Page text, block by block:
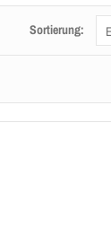
Sortierung: